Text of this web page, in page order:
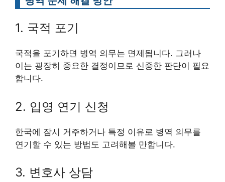
1. 국적 포기
국적을 포기하면 병역 의무는 면제됩니다. 그러나
이는 굉장히 중요한 결정이므로 신중한 판단이 필요
합니다.
2. 입영 연기 신청
한국에 잠시 거주하거나 특정 이유로 병역 의무를
연기할 수 있는 방법도 고려해볼 만합니다.
3. 변호사 상담